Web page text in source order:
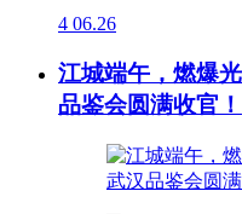
4 06.26
江城端午，燃爆
品鉴会圆满收官！